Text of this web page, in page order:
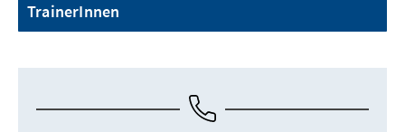
TrainerInnen